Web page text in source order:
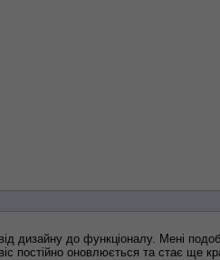
дизайну до функціоналу. Мені
постійно оновлюється та стає ще